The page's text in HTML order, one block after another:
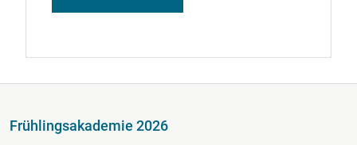
Fußzeile
Frühlingsakademie 2026